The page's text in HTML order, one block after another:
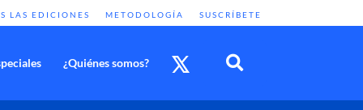
LAS EDICIONES METODOLOGÍA SUSCRÍBETE
¿Quiénes somos?